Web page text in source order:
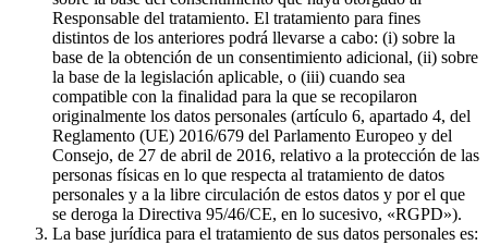
Responsable del tratamiento. El tratamiento para fines
distintos de los anteriores podrá llevarse a cabo: (i) sobre la
base de la obtención de un consentimiento adicional, (ii) sobre
la base de la legislación aplicable, o (iii) cuando sea
compatible con la finalidad para la que se recopilaron
originalmente los datos personales (artículo 6, apartado 4, del
Reglamento (UE) 2016/679 del Parlamento Europeo y del
Consejo, de 27 de abril de 2016, relativo a la protección de las
personas físicas en lo que respecta al tratamiento de datos
personales y a la libre circulación de estos datos y por el que
se deroga la Directiva 95/46/CE, en lo sucesivo, «RGPD»).
La base jurídica para el tratamiento de sus datos personales es: